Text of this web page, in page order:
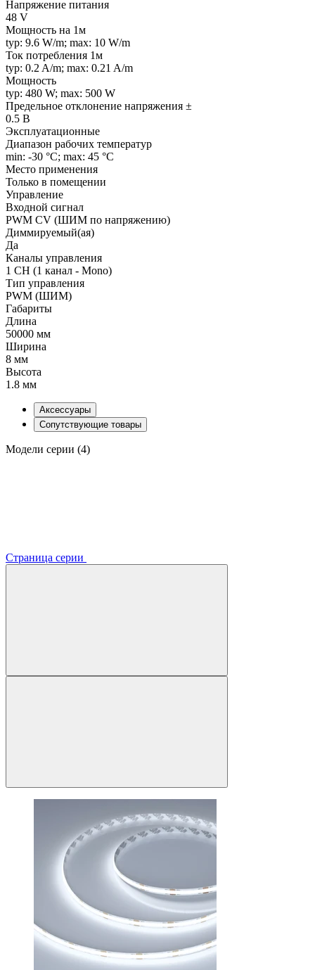
Напряжение питания
48 V
Мощность на 1м
typ: 9.6 W/m; max: 10 W/m
Ток потребления 1м
typ: 0.2 A/m; max: 0.21 A/m
Мощность
typ: 480 W; max: 500 W
Предельное отклонение напряжения ±
0.5 В
Эксплуатационные
Диапазон рабочих температур
min: -30 °C; max: 45 °C
Место применения
Только в помещении
Управление
Входной сигнал
PWM СV (ШИМ по напряжению)
Диммируемый(ая)
Да
Каналы управления
1 CH (1 канал - Mono)
Тип управления
PWM (ШИМ)
Габариты
Длина
50000 мм
Ширина
8 мм
Высота
1.8 мм
Аксессуары
Сопутствующие товары
Модели серии (4)
Страница серии